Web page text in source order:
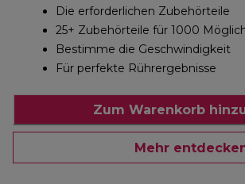
Die erforderlichen Zubehörteile
25+ Zubehörteile für 1000
Bestimme die Geschwindigkeit
Für perfekte Rührergebnisse
Zum Warenkorb
Mehr